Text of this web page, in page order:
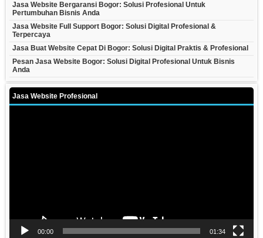
Jasa Website Bergaransi Bogor: Solusi Profesional Untuk
Pertumbuhan Bisnis Anda
Jasa Website Full Support Bogor: Solusi Digital Profesional &
Terpercaya
Jasa Buat Website Cepat Di Bogor: Solusi Digital Praktis & Profesional
Pesan Jasa Website Bogor: Solusi Digital Profesional Untuk Bisnis
Anda
Jasa Website Profesional
00:00 01:34